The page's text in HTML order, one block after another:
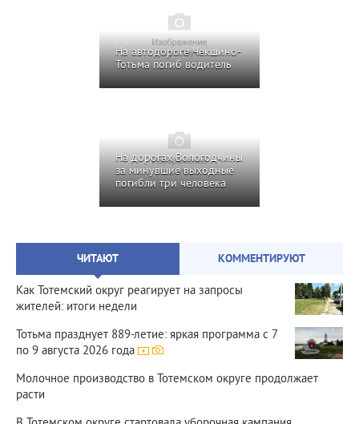
На автодороге Чекшино-
Тотьма погиб водитель
На дорогах Вологодчины
за минувшие выходные
погибли три человека
ЧИТАЮТ КОММЕНТИРУЮТ
Как Тотемский округ реагирует на запросы
жителей: итоги недели
Тотьма празднует 889‑летие: яркая программа с 7
по 9 августа 2026 года
Молочное производство в Тотемском округе продолжает
расти